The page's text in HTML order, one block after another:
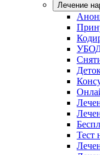
Лечение
Тест